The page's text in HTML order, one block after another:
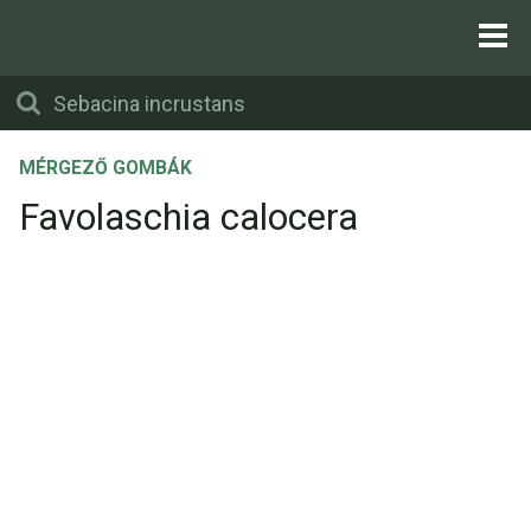
MÉRGEZŐ GOMBÁK
Favolaschia calocera